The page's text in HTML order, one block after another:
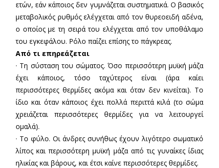
ετών, εάν κάποιος δεν γυμνάζεται συστηματικά. Ο βασικός
μεταβολικός ρυθμός ελέγχεται από τον θυρεοειδή αδένα,
ο οποίος με τη σειρά του ελέγχεται από τον υποθάλαμο
του εγκεφάλου. Ρόλο παίζει επίσης το πάγκρεας.
Από τι επηρεάζεται
· Τη σύσταση του σώματος. Όσο περισσότερη μυϊκή μάζα
έχει κάποιος, τόσο ταχύτερος είναι (άρα καίει
περισσότερες θερμίδες ακόμα και όταν δεν κινείται). Το
ίδιο και όταν κάποιος έχει πολλά περιττά κιλά (το σώμα
χρειάζεται περισσότερες θερμίδες για να λειτουργεί
ομαλά).
· Το φύλο. Οι άνδρες συνήθως έχουν λιγότερο σωματικό
λίπος και περισσότερη μυϊκή μάζα από τις γυναίκες ίδιας
ηλικίας και βάρους, και έτσι καίνε περισσότερες θερμίδες.